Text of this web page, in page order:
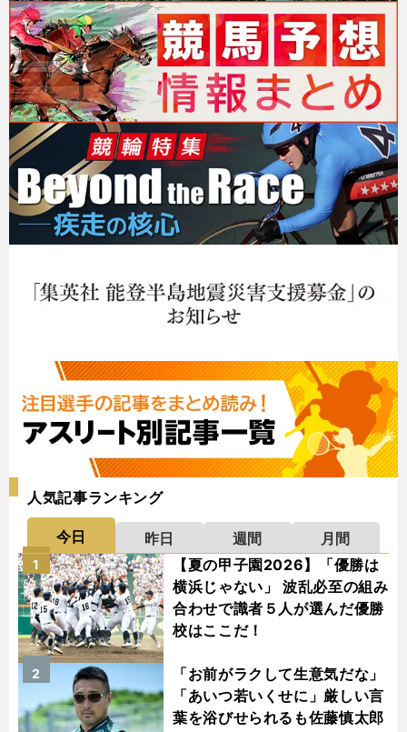
人気記事ランキング
今日 昨日 週間
月間
【夏の甲子園2026】「優勝は
横浜じゃない」 波乱必至の組み
合わせで識者５人が選んだ優勝
校はここだ！
1
「お前がラクして生意気だな」
「あいつ若いくせに」厳しい言
葉を浴びせられるも佐藤慎太郎
2